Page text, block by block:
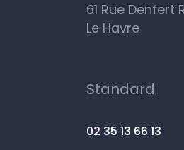
61 Rue Denfert
Le Havre
Standard
02 35 13 66 13